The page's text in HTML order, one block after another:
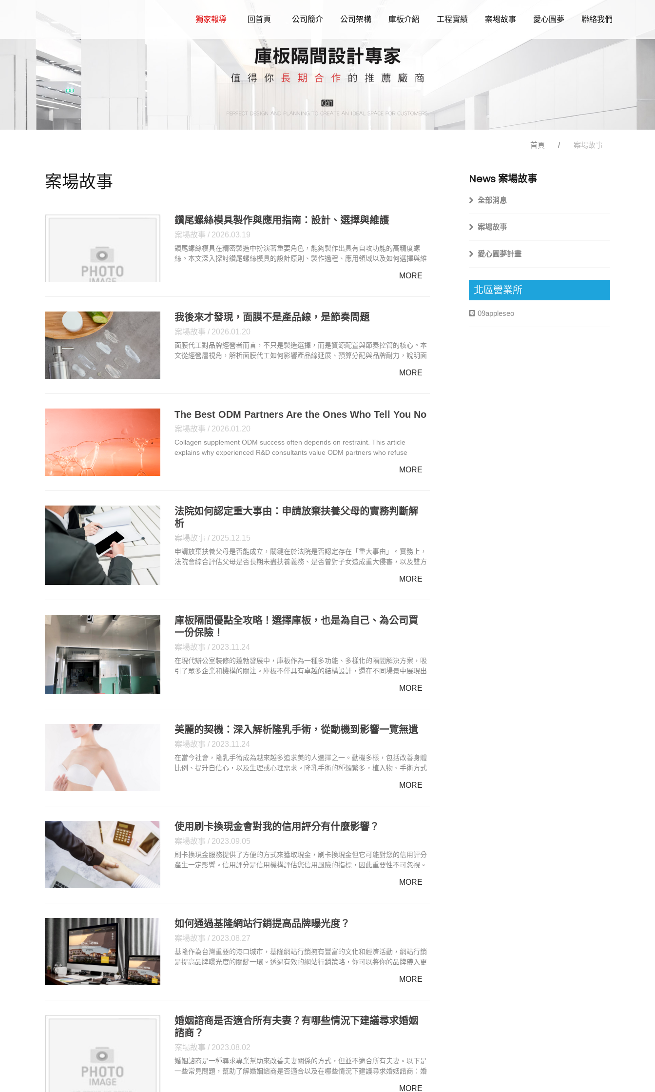
獨家報導 回首頁 公司簡介 公司架構 庫板介紹 工程實績 案場故事 愛心圓夢 聯絡我們
首頁 案場故事
案場故事
鑽尾螺絲模具製作與應用指南：設計、選擇與維護
案場故事 2026.03.19
鑽尾螺絲模具在精密製造中扮演著重要角色，能夠製作出具有自攻功能的高精度螺
絲。本文深入探討鑽尾螺絲模具的設計原則、製作過程、應用領域以及如何選擇與維
MORE
我後來才發現，面膜不是產品線，是節奏問題
案場故事 2026.01.20
面膜代工對品牌經營者而言，不只是製造選擇，而是資源配置與節奏控管的核心。本
文從經營層視角，解析面膜代工如何影響產品線延展、預算分配與品牌耐力，說明面
MORE
The Best ODM Partners Are the Ones Who Tell You No
案場故事 2026.01.20
Collagen supplement ODM success often depends on restraint. This article
explains why experienced R&D consultants value ODM partners who refuse
MORE
法院如何認定重大事由：申請放棄扶養父母的實務判斷解
析
案場故事 2025.12.15
申請放棄扶養父母是否能成立，關鍵在於法院是否認定存在「重大事由」。實務上，
法院會綜合評估父母是否長期未盡扶養義務、是否曾對子女造成重大侵害，以及雙方
估自身條件是否符合要件。透過掌握法院審酌重點，申請放棄扶養父母的準備與舉證
MORE
庫板隔間優點全攻略！選擇庫板，也是為自己、為公司買
一份保險！
案場故事 2023.11.24
在現代辦公室裝修的蓬勃發展中，庫板作為一種多功能、多樣化的隔間解決方案，吸
引了眾多企業和機構的關注。庫板不僅具有卓越的結構設計，還在不同場景中展現出
鋅烤漆鋼板包覆為外部，確保了其表面的堅固性和耐久性。內部則使用防火岩棉、耐
MORE
美麗的契機：深入解析隆乳手術，從動機到影響一覽無遺
案場故事 2023.11.24
在當今社會，隆乳手術成為越來越多追求美的人選擇之一。動機多樣，包括改善身體
比例、提升自信心，以及生理或心理需求。隆乳手術的種類繁多，植入物、手術方式
在美學改變外，還可能對心理狀態產生深遠影響。社會觀感是一個敏感話題，而個案
MORE
使用刷卡換現金會對我的信用評分有什麼影響？
案場故事 2023.09.05
刷卡換現金服務提供了方便的方式來獲取現金，刷卡換現金但它可能對您的信用評分
產生一定影響。信用評分是信用機構評估您信用風險的指標，因此重要性不可忽視。
金交易通常伴隨著高利息費用。刷卡換現金如果您無法即時償還這筆現金交易，刷卡
MORE
如何通過基隆網站行銷提高品牌曝光度？
案場故事 2023.08.27
基隆作為台灣重要的港口城市，基隆網站行銷擁有豐富的文化和經濟活動，網站行銷
是提高品牌曝光度的關鍵一環。透過有效的網站行銷策略，你可以將你的品牌帶入更
的方法。1. 優化網站內容：基隆網站行銷建立一個具有價值和吸引力的網站，提供
MORE
婚姻諮商是否適合所有夫妻？有哪些情況下建議尋求婚姻
諮商？
案場故事 2023.08.02
婚姻諮商是一種尋求專業幫助來改善夫妻關係的方式，但並不適合所有夫妻。以下是
一些常見問題，幫助了解婚姻諮商是否適合以及在哪些情況下建議尋求婚姻諮商：婚
MORE
News 案場故事
全部消息
案場故事
愛心圓夢計畫
北區營業所
09appleseo